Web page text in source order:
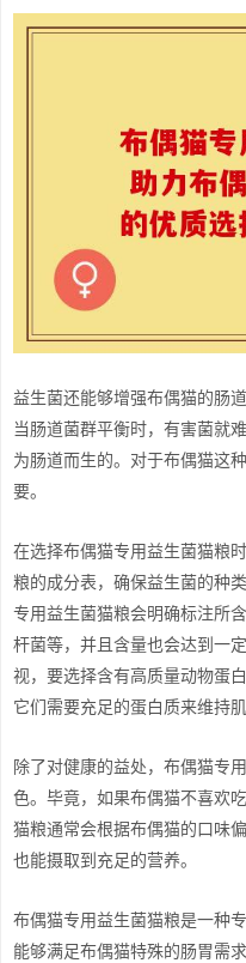
益生菌还能够增强布偶猫的肠
当肠道菌群平衡时，有害菌就
为肠道而生的。对于布偶猫这
要。
在选择布偶猫专用益生菌猫粮
粮的成分表，确保益生菌的种
专用益生菌猫粮会明确标注所
杆菌等，并且含量也会达到一
视，要选择含有高质量动物蛋
它们需要充足的蛋白质来维持
除了对健康的益处，布偶猫专
色。毕竟，如果布偶猫不喜欢
猫粮通常会根据布偶猫的口味
也能摄取到充足的营养。
布偶猫专用益生菌猫粮是一种
能够满足布偶猫特殊的肠胃需